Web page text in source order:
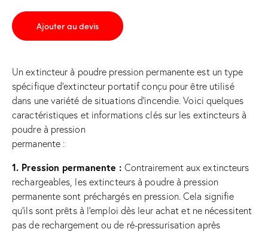
Ajouter au devis
Un extincteur à poudre pression permanente est un type
spécifique d’extincteur portatif conçu pour être utilisé
dans une variété de situations d’incendie. Voici quelques
caractéristiques et informations clés sur les extincteurs à
poudre à pression
permanente :
1. Pression permanente : Contrairement aux extincteurs
rechargeables, les extincteurs à poudre à pression
permanente sont préchargés en pression. Cela signifie
qu’ils sont prêts à l’emploi dès leur achat et ne nécessitent
pas de rechargement ou de ré-pressurisation après